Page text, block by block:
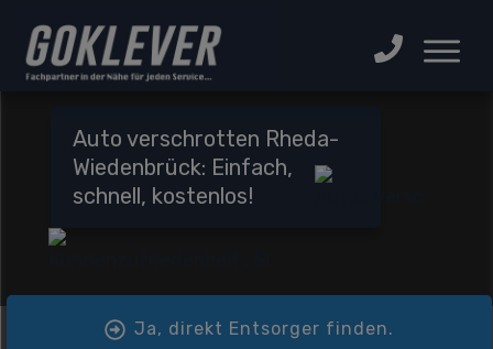
Auto verschrotten Rheda-
Wiedenbrück: Einfach,
schnell, kostenlos!
Ja, direkt Entsorger finden.